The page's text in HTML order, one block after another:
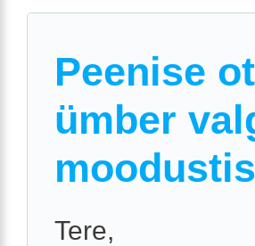
Peenise
ümber
Tere,